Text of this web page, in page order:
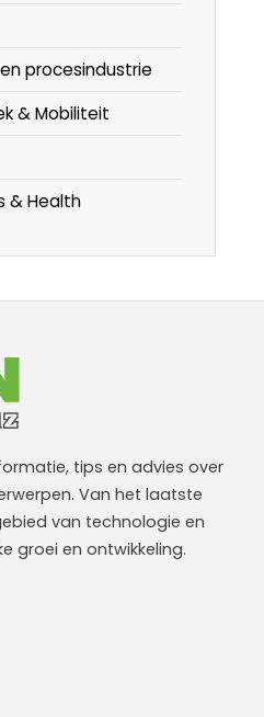
procesindustrie
& Mobiliteit
& Health
tips en advies over
Van het laatste
van technologie en
groei en ontwikkeling.